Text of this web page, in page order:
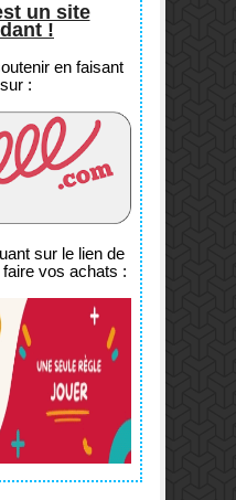
un site
!
en faisant
:
sur le lien de
vos achats :